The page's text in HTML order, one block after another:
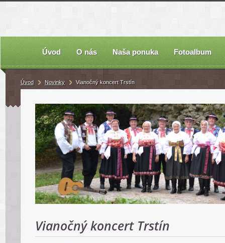
Úvod O nás Naša ponuka Fotoalbum
Úvod Novinky Vianočný koncert Trstín
Vianočný koncert Trstín